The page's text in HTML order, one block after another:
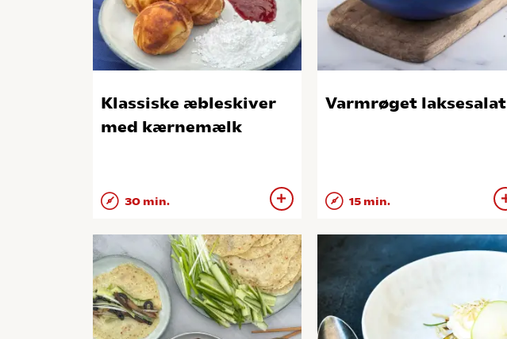
Klassiske æbleskiver
med kærnemælk
30 min.
Varmrøget laksesalat
15 min.